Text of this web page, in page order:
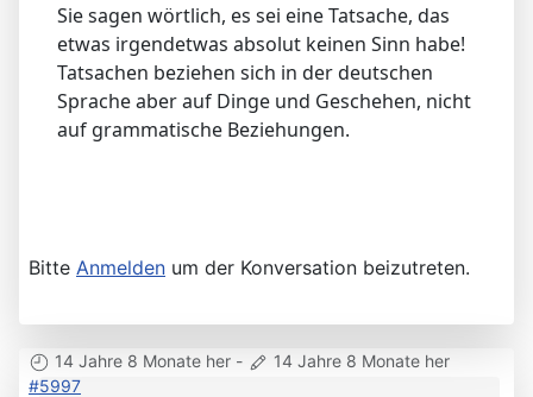
Sie sagen wörtlich, es sei eine Tatsache, das
etwas irgendetwas absolut keinen Sinn habe!
Tatsachen beziehen sich in der deutschen
Sprache aber auf Dinge und Geschehen, nicht
auf grammatische Beziehungen.
Bitte Anmelden um der Konversation beizutreten.
14 Jahre 8 Monate her -
14 Jahre 8 Monate her
#5997